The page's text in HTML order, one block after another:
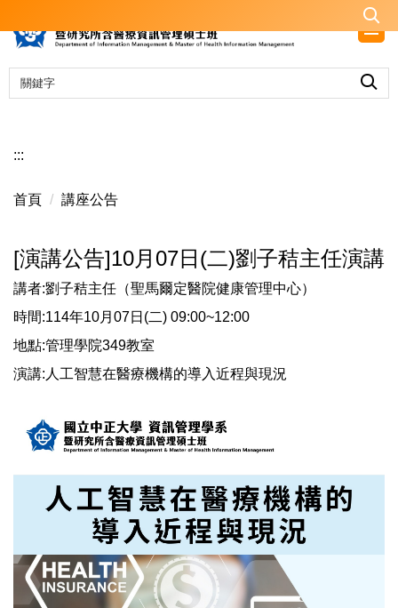
到
要
內
:::
首頁 講座公告
[演講公告]10月07日(二)劉子秸主任演講
講者:劉子秸主任（聖馬爾定醫院健康管理中心）
時間:114年10月07日(二) 09:00~12:00
地點:管理學院349教室
演講:人工智慧在醫療機構的導入近程與現況